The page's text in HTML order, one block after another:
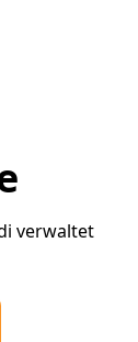
verwaltet